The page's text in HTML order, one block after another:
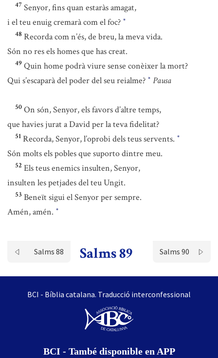
47 Senyor, fins quan estaràs amagat,
i el teu enuig cremarà com el foc? *
48 Recorda com n’és, de breu, la meva vida.
Són no res els homes que has creat.
49 Quin home podrà viure sense conèixer la mort?
Qui s’escaparà del poder del seu reialme? * Pausa
50 On són, Senyor, els favors d’altre temps,
que havies jurat a David per la teva fidelitat?
51 Recorda, Senyor, l’oprobi dels teus servents. *
Són molts els pobles que suporto dintre meu.
52 Els teus enemics insulten, Senyor,
insulten les petjades del teu Ungit.
53 Beneït sigui el Senyor per sempre.
Amén, amén. *
Salms 88 Salms 89 Salms 90
BCI - Bíblia catalana. Traducció interconfessional
BCI - També disponible en APP